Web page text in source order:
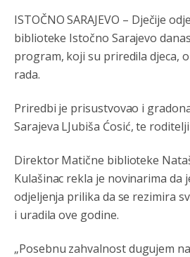
ISTOČNO SARAJEVO – Dječije
biblioteke Istočno Sarajevo
program, koji su priredila djeca,
rada.
Priredbi je prisustvovao i
Sarajeva LJubiša Ćosić, te roditelji
Direktor Matične biblioteke
Kulašinac rekla je novinarima da
odjeljenja prilika da se rezimira
i uradila ove godine.
„Posebnu zahvalnost dugujem